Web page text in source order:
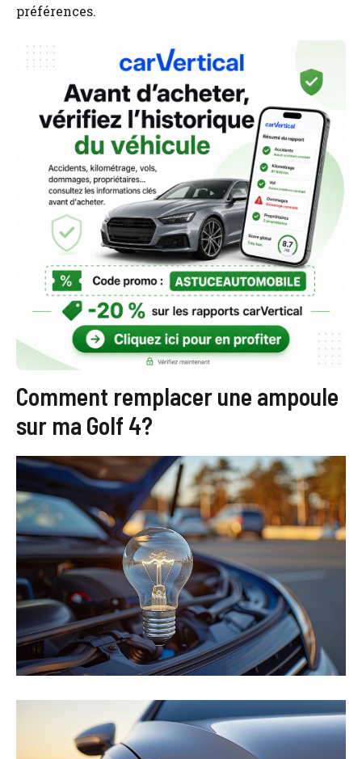
préférences.
Comment remplacer une ampoule
sur ma Golf 4?